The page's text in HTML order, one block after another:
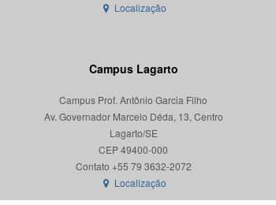
Localização
Campus Lagarto
Campus Prof. Antônio Garcia Filho
Av. Governador Marcelo Déda, 13, Centro
Lagarto/SE
CEP 49400-000
Localização